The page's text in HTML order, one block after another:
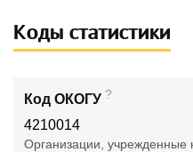
Коды статистики
Код ОКОГУ ?
4210014
Организации,